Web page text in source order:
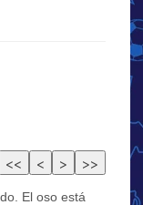
El oso está